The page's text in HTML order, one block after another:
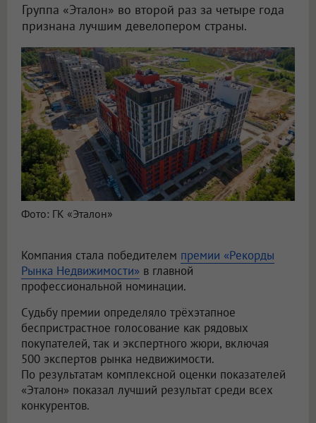
Группа «Эталон» во второй раз за четыре года
признана лучшим девелопером страны.
Фото: ГК «Эталон»
Компания стала победителем премии «Рекорды
Рынка Недвижимости» в главной
профессиональной номинации.
Судьбу премии определяло трёхэтапное
беспристрастное голосование как рядовых
покупателей, так и экспертного жюри, включая
500 экспертов рынка недвижимости.
По результатам комплексной оценки показателей
«Эталон» показал лучший результат среди всех
конкурентов.